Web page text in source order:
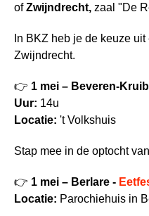
ofZwijndrecht, zaal "De
In BKZ heb je de keuze
Zwijndrecht.
👉 1 mei – Beveren-
Uur: 14u
Locatie: 't Volkshuis
Stap mee in de optocht
👉 1 mei – Berlare -
Locatie: Parochiehuis in